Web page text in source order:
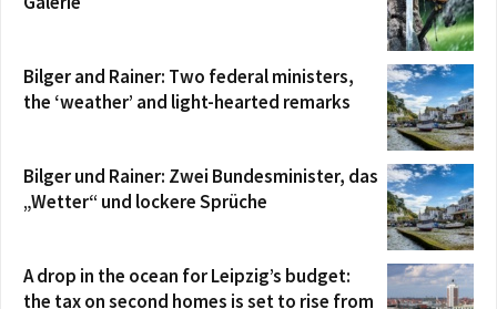
Bilger and Rainer: Two federal ministers,
the ‘weather’ and light-hearted remarks
Bilger und Rainer: Zwei Bundesminister, das
„Wetter“ und lockere Sprüche
A drop in the ocean for Leipzig’s budget:
the tax on second homes is set to rise from